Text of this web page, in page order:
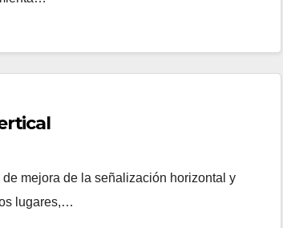
mejora de la señalización horizontal y
lugares,…